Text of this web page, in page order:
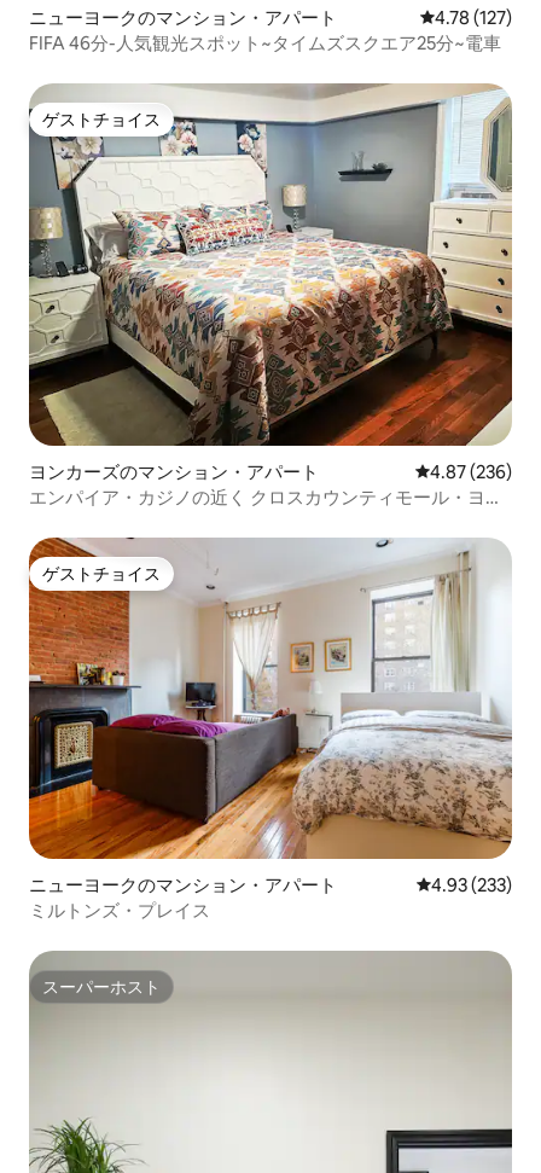
ニューヨークのマンション・アパート レビュー127
4.78 (127)
FIFA 46分-人気観光スポット~タイムズスクエア25分~電車
ゲストチョイス
ゲストチョイス
ヨンカーズのマンション・アパート レビュー236
4.87 (236)
エンパイア・カジノの近く クロスカウンティモール・ヨン
ゲストチョイス
ゲストチョイス
ニューヨークのマンション・アパート レビュー233
4.93 (233)
ミルトンズ・プレイス
スーパーホスト
スーパーホスト